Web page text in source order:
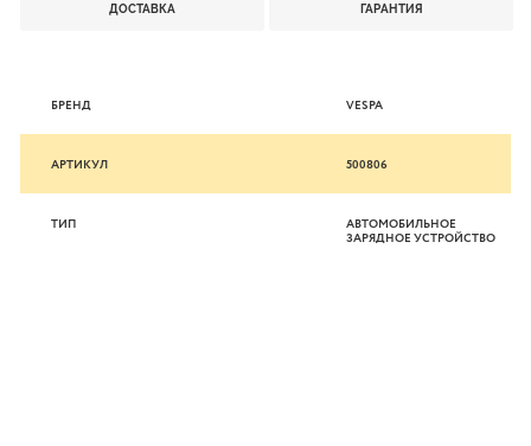
ДОСТАВКА ГАРАНТИЯ
БРЕНД VESPA
АРТИКУЛ 500806
ТИП
АВТОМОБИЛЬНОЕ
ЗАРЯДНОЕ УСТРОЙСТВО